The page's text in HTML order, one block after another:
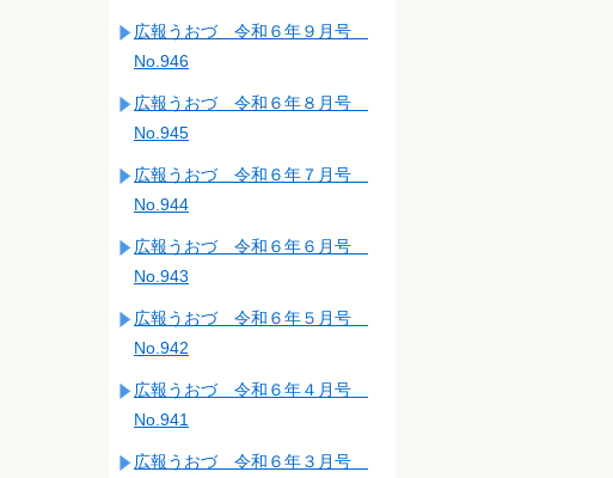
広報うおづ 令和６年９月号
No.946
広報うおづ 令和６年８月号
No.945
広報うおづ 令和６年７月号
No.944
広報うおづ 令和６年６月号
No.943
広報うおづ 令和６年５月号
No.942
広報うおづ 令和６年４月号
No.941
広報うおづ 令和６年３月号